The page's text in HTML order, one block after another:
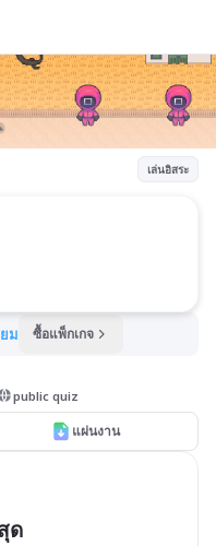
เล่นอิสระ
ม ซื้อแพ็กเกจ
public quiz
แผ่นงาน
ด